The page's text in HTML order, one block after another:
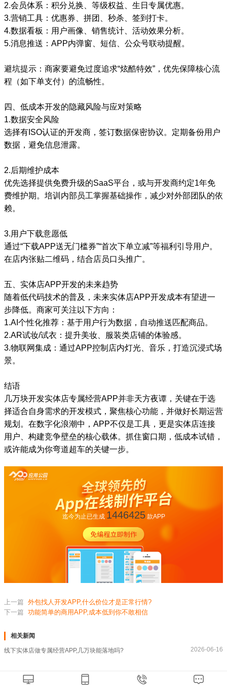
2.会员体系：积分兑换、等级权益、生日专属优惠。
3.营销工具：优惠券、拼团、秒杀、签到打卡。
4.数据看板：用户画像、销售统计、活动效果分析。
5.消息推送：APP内弹窗、短信、公众号联动提醒。
避坑提示：商家要避免过度追求“炫酷特效”，优先保障核心流
程（如下单支付）的流畅性。
四、低成本开发的隐藏风险与应对策略
1.数据安全风险
选择有ISO认证的开发商，签订数据保密协议。定期备份用户
数据，避免信息泄露。
2.后期维护成本
优先选择提供免费升级的SaaS平台，或与开发商约定1年免
费维护期。培训内部员工掌握基础操作，减少对外部团队的依
赖。
3.用户下载意愿低
通过“下载APP送无门槛券”“首次下单立减”等福利引导用户。
在店内张贴二维码，结合店员口头推广。
五、实体店APP开发的未来趋势
随着低代码技术的普及，未来实体店APP开发成本有望进一
步降低。商家可关注以下方向：
1.AI个性化推荐：基于用户行为数据，自动推送匹配商品。
2.AR试妆/试衣：提升美妆、服装类店铺的体验感。
3.物联网集成：通过APP控制店内灯光、音乐，打造沉浸式场
景。
结语
几万块开发实体店专属经营APP并非天方夜谭，关键在于选
择适合自身需求的开发模式，聚焦核心功能，并做好长期运营
规划。在数字化浪潮中，APP不仅是工具，更是实体店连接
用户、构建竞争壁垒的核心载体。抓住窗口期，低成本试错，
或许能成为你弯道超车的关键一步。
迄今为止已生成 1446425款APP
上一篇 外包找人开发APP,什么价位才是正常行情?
下一篇 功能简单的商用APP,成本低到你不敢相信
相关新闻
线下实体店做专属经营APP,几万块能落地吗? 2026-06-16